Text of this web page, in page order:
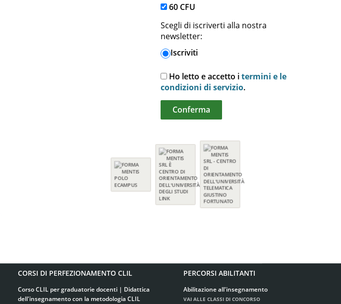
60 CFU
Scegli di iscriverti alla nostra
newsletter:
Iscriviti
Ho letto e accetto itermini e le
condizioni di servizio.
CORSI DI PERFEZIONAMENTO CLIL
Corso CLIL per graduatorie docenti | Didattica
dell'insegnamento con la metodologia CLIL
PERCORSI ABILITANTI
Abilitazione all'insegnamento
VAI ALLE CLASSI DI CONCORSO